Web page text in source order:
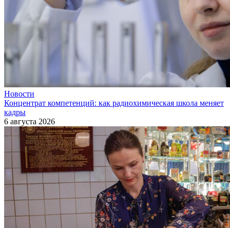
Новости
Концентрат компетенций: как радиохимическая школа меняет
кадры
6 августа 2026